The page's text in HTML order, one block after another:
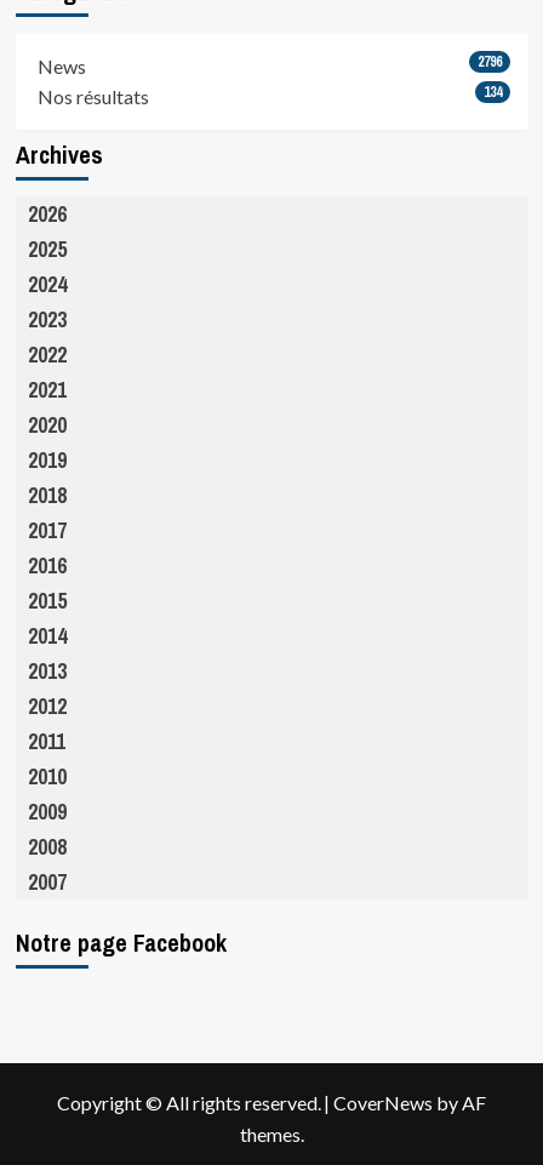
News 2796
Nos résultats 134
Archives
2026
2025
2024
2023
2022
2021
2020
2019
2018
2017
2016
2015
2014
2013
2012
2011
2010
2009
2008
2007
Notre page Facebook
Copyright © All rights reserved.| CoverNews by AF
themes.